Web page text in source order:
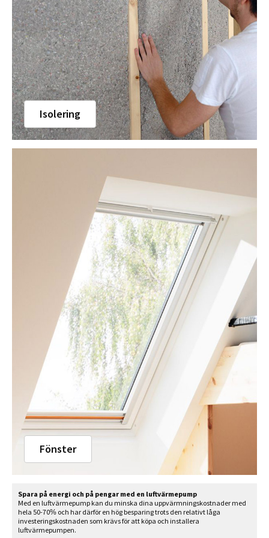
Isolering
Fönster
Spara på energi och på pengar med en luftvärmepump
Med en luftvärmepump kan du minska dina uppvärmnings­kostnader med
hela 50-70% och har därför en hög besparing trots den relativt låga
investeringskostnaden som krävs för att köpa och installera
luftvärmepumpen.